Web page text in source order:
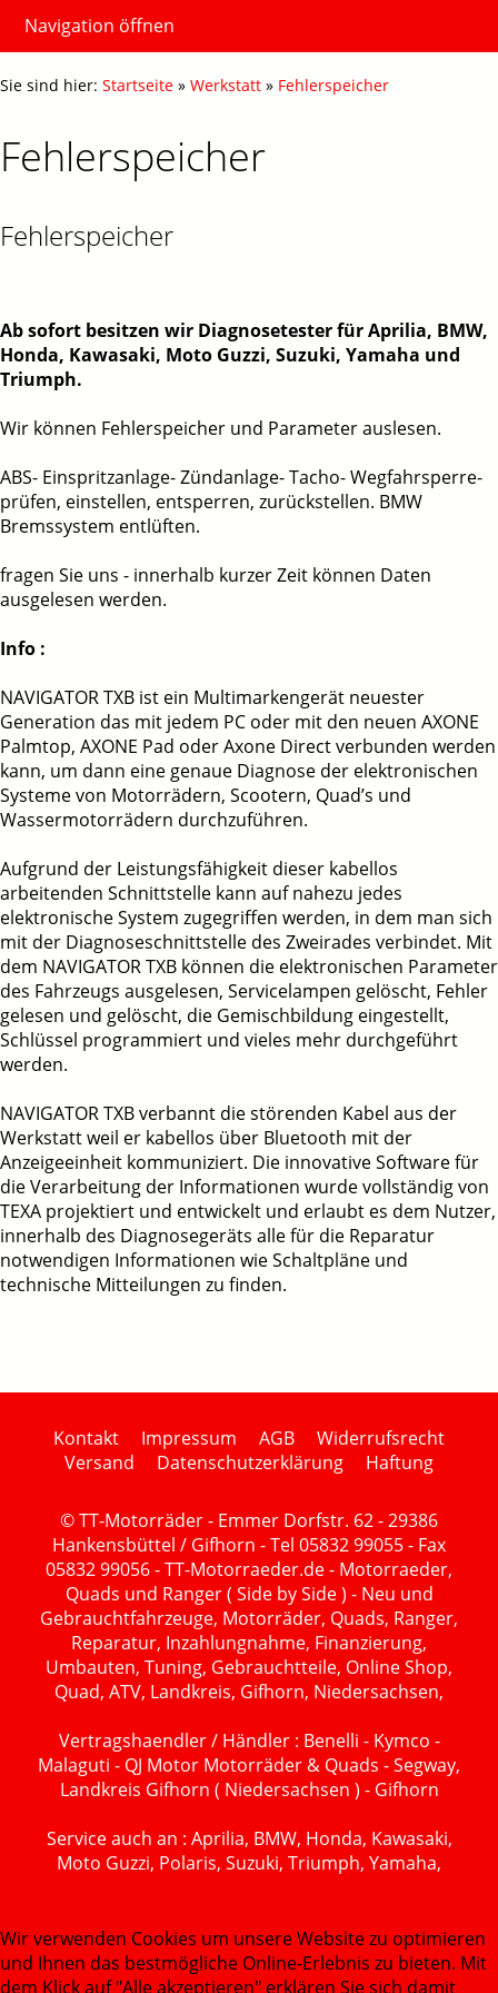
Navigation öffnen
Sie sind hier: Startseite » Werkstatt » Fehlerspeicher
Fehlerspeicher
Fehlerspeicher
Ab sofort besitzen wir Diagnosetester für Aprilia, BMW,
Honda, Kawasaki, Moto Guzzi, Suzuki, Yamaha und
Triumph.
Wir können Fehlerspeicher und Parameter auslesen.
ABS- Einspritzanlage- Zündanlage- Tacho- Wegfahrsperre-
prüfen, einstellen, entsperren, zurückstellen. BMW
Bremssystem entlüften.
fragen Sie uns - innerhalb kurzer Zeit können Daten
ausgelesen werden.
Info :
NAVIGATOR TXB ist ein Multimarkengerät neuester
Generation das mit jedem PC oder mit den neuen AXONE
Palmtop, AXONE Pad oder Axone Direct verbunden werden
kann, um dann eine genaue Diagnose der elektronischen
Systeme von Motorrädern, Scootern, Quad’s und
Wassermotorrädern durchzuführen.
Aufgrund der Leistungsfähigkeit dieser kabellos
arbeitenden Schnittstelle kann auf nahezu jedes
elektronische System zugegriffen werden, in dem man sich
mit der Diagnoseschnittstelle des Zweirades verbindet. Mit
dem NAVIGATOR TXB können die elektronischen Parameter
des Fahrzeugs ausgelesen, Servicelampen gelöscht, Fehler
gelesen und gelöscht, die Gemischbildung eingestellt,
Schlüssel programmiert und vieles mehr durchgeführt
werden.
NAVIGATOR TXB verbannt die störenden Kabel aus der
Werkstatt weil er kabellos über Bluetooth mit der
Anzeigeeinheit kommuniziert. Die innovative Software für
die Verarbeitung der Informationen wurde vollständig von
TEXA projektiert und entwickelt und erlaubt es dem Nutzer,
innerhalb des Diagnosegeräts alle für die Reparatur
notwendigen Informationen wie Schaltpläne und
technische Mitteilungen zu finden.
Kontakt Impressum AGB
Widerrufsrecht
Versand
Datenschutzerklärung Haftung
© TT-Motorräder - Emmer Dorfstr. 62 - 29386
Hankensbüttel / Gifhorn - Tel 05832 99055 - Fax
05832 99056 - TT-Motorraeder.de - Motorraeder,
Quads und Ranger ( Side by Side ) - Neu und
Gebrauchtfahrzeuge, Motorräder, Quads, Ranger,
Reparatur, Inzahlungnahme, Finanzierung,
Umbauten, Tuning, Gebrauchtteile, Online Shop,
Quad, ATV, Landkreis, Gifhorn, Niedersachsen,
Vertragshaendler / Händler : Benelli - Kymco -
Malaguti - QJ Motor Motorräder & Quads - Segway,
Landkreis Gifhorn ( Niedersachsen ) - Gifhorn
Service auch an : Aprilia, BMW, Honda, Kawasaki,
Moto Guzzi, Polaris, Suzuki, Triumph, Yamaha,
Wir verwenden Cookies um unsere Website zu optimieren
und Ihnen das bestmögliche Online-Erlebnis zu bieten. Mit
dem Klick auf "Alle akzeptieren" erklären Sie sich damit